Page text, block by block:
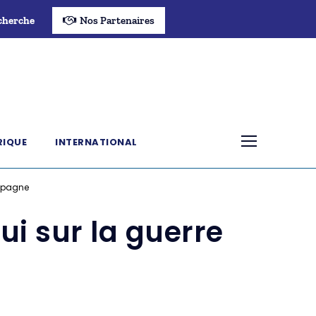
Nos Partenaires
INTERNATIONAL
sur la guerre